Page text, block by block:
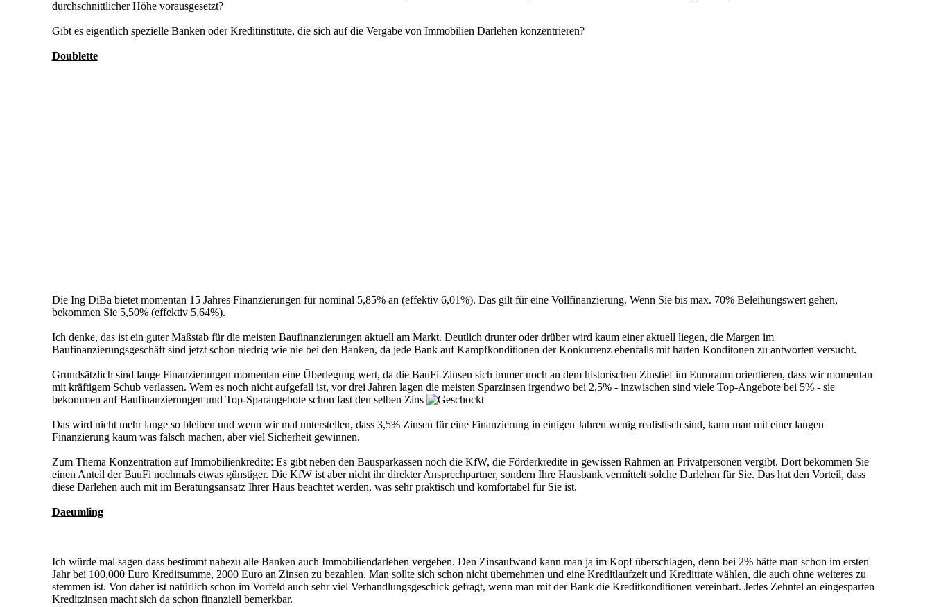
durchschnittlicher Höhe vorausgesetzt?
Gibt es eigentlich spezielle Banken oder Kreditinstitute, die sich auf die Vergabe von Immobilien Darlehen konzentrieren?
Doublette
Die Ing DiBa bietet momentan 15 Jahres Finanzierungen für nominal 5,85% an (effektiv 6,01%). Das gilt für eine Vollfinanzierung. Wenn Sie bis max. 70% Beleihungswert gehen,
bekommen Sie 5,50% (effektiv 5,64%).
Ich denke, das ist ein guter Maßstab für die meisten Baufinanzierungen aktuell am Markt. Deutlich drunter oder drüber wird kaum einer aktuell liegen, die Margen im
Baufinanzierungsgeschäft sind jetzt schon niedrig wie nie bei den Banken, da jede Bank auf Kampfkonditionen der Konkurrenz ebenfalls mit harten Konditonen zu antworten versucht.
Grundsätzlich sind lange Finanzierungen momentan eine Überlegung wert, da die BauFi-Zinsen sich immer noch an dem historischen Zinstief im Euroraum orientieren, dass wir momentan
mit kräftigem Schub verlassen. Wem es noch nicht aufgefall ist, vor drei Jahren lagen die meisten Sparzinsen irgendwo bei 2,5% - inzwischen sind viele Top-Angebote bei 5% - sie
bekommen auf Baufinanzierungen und Top-Sparangebote schon fast den selben Zins
Das wird nicht mehr lange so bleiben und wenn wir mal unterstellen, dass 3,5% Zinsen für eine Finanzierung in einigen Jahren wenig realistisch sind, kann man mit einer langen
Finanzierung kaum was falsch machen, aber viel Sicherheit gewinnen.
Zum Thema Konzentration auf Immobilienkredite: Es gibt neben den Bausparkassen noch die KfW, die Förderkredite in gewissen Rahmen an Privatpersonen vergibt. Dort bekommen Sie
einen Anteil der BauFi nochmals etwas günstiger. Die KfW ist aber nicht ihr direkter Ansprechpartner, sondern Ihre Hausbank vermittelt solche Darlehen für Sie. Das hat den Vorteil, dass
diese Darlehen auch mit im Beratungsansatz Ihrer Haus beachtet werden, was sehr praktisch und komfortabel für Sie ist.
Daeumling
Ich würde mal sagen dass bestimmt nahezu alle Banken auch Immobiliendarlehen vergeben. Den Zinsaufwand kann man ja im Kopf überschlagen, denn bei 2% hätte man schon im ersten
Jahr bei 100.000 Euro Kreditsumme, 2000 Euro an Zinsen zu bezahlen. Man sollte sich schon nicht übernehmen und eine Kreditlaufzeit und Kreditrate wählen, die auch ohne weiteres zu
stemmen ist. Von daher ist natürlich schon im Vorfeld auch sehr viel Verhandlungsgeschick gefragt, wenn man mit der Bank die Kreditkonditionen vereinbart. Jedes Zehntel an eingesparten
Kreditzinsen macht sich da schon finanziell bemerkbar.